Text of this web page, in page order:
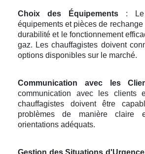
Choix des Équipements : Le
équipements et pièces de
durabilité et le fonctionnement
gaz. Les chauffagistes doivent
options disponibles sur le marché.
Communication avec les
communication avec les clients
chauffagistes doivent être
problèmes de manière claire
orientations adéquats.